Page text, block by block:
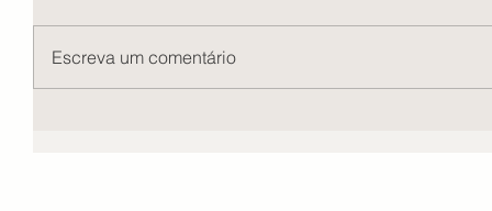
Escreva um comentário